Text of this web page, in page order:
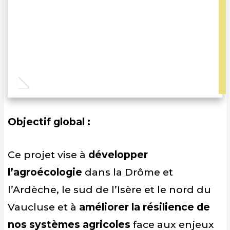
Objectif global :
Ce projet vise à développer
l’agroécologie dans la Drôme et
l’Ardèche, le sud de l’Isère et le nord du
Vaucluse et à améliorer la résilience de
nos systèmes agricoles face aux enjeux